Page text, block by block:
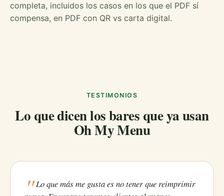
completa, incluidos los casos en los que el PDF sí
compensa, en PDF con QR vs carta digital.
TESTIMONIOS
Lo que dicen los bares que ya usan
Oh My Menu
Lo que más me gusta es no tener que reimprimir